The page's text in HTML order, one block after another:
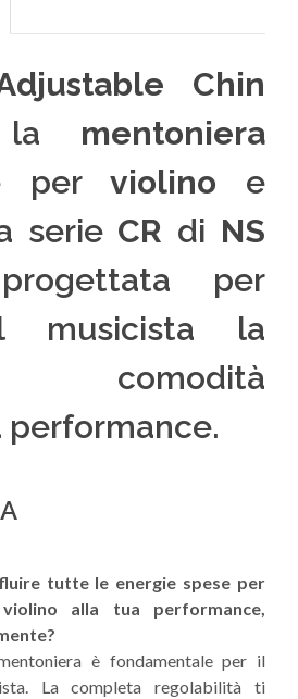
Chin
mentoniera
perviolino e
serie CR di NS
per
musicista la
comodità
tutte le energie spese per
alla tua performance,
è fondamentale per il
La completa regolabilità ti